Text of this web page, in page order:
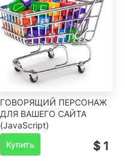
ГОВОРЯЩИЙ ПЕРСОНАЖ
ДЛЯ ВАШЕГО САЙТА
(JavaScript)
Купить
$ 1